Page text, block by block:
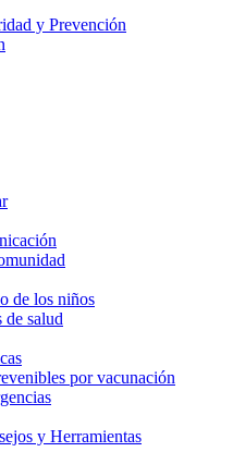
y Prevención
de los niños
de salud
por vacunación
y Herramientas